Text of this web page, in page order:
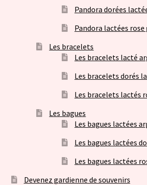
Pandora dorées
Pandora lactées rose
Les bracelets
Les bracelets lacté
Les bracelets dorés
Les bracelets lactés
Les bagues
Les bagues lactées
Les bagues lactées
Les bagues lactées
Devenez gardienne de souvenirs